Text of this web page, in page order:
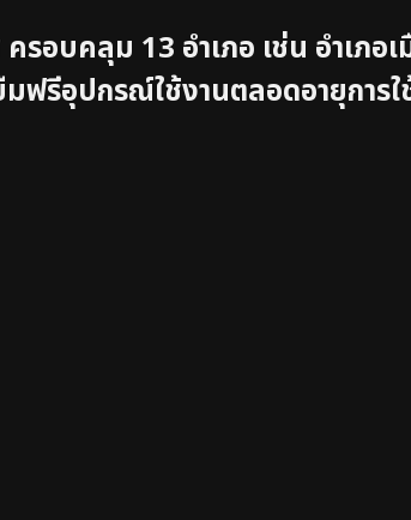
ครอบคลุม 13 อำเภอ เช่น อำเภอ
ฟรีอุปกรณ์ใช้งานตลอดอายุการใ